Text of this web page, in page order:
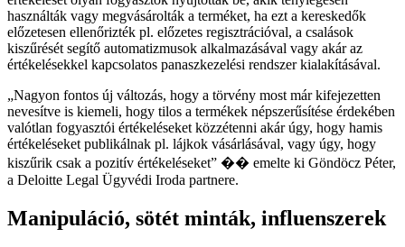
használták vagy megvásárolták a terméket, ha ezt a kereskedők
előzetesen ellenőrizték pl. előzetes regisztrációval, a csalások
kiszűrését segítő automatizmusok alkalmazásával vagy akár az
értékelésekkel kapcsolatos panaszkezelési rendszer kialakításával.
Nagyon fontos új változás, hogy a törvény most már kifejezetten
nevesítve is kiemeli, hogy tilos a termékek népszerűsítése érdekében
valótlan fogyasztói értékeléseket közzétenni akár úgy, hogy hamis
értékeléseket publikálnak pl. lájkok vásárlásával, vagy úgy, hogy
kiszűrik csak a pozitív értékeléseket
�� emelte ki Göndöcz Péter,
a Deloitte Legal Ügyvédi Iroda partnere.
Manipuláció, sötét minták, influenszerek